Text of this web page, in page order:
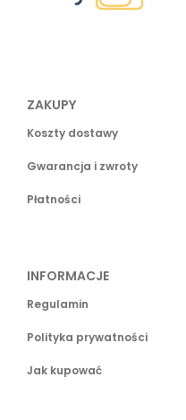
ZAKUPY
Koszty dostawy
Gwarancja i zwroty
Płatności
INFORMACJE
Regulamin
Polityka prywatności
Jak kupować